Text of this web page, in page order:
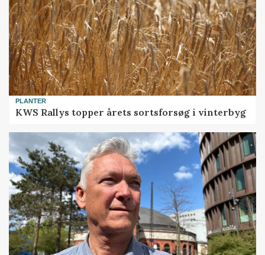
PLANTER
KWS Rallys topper årets sortsforsøg i vinterbyg